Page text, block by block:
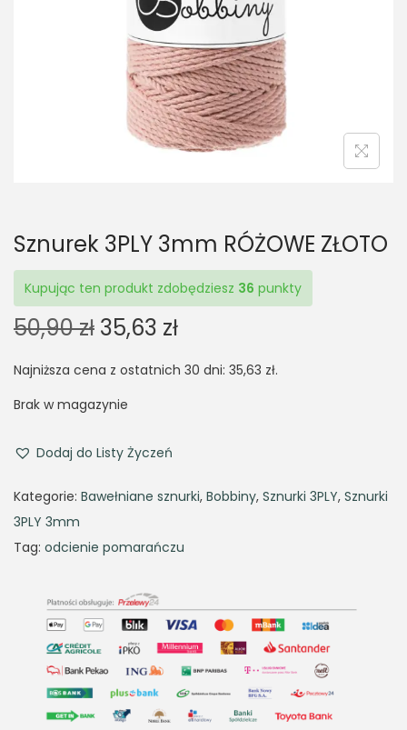
i
o
n
Sznurek 3PLY 3mm RÓŻOWE ZŁOTO
Kupując ten produkt zdobędziesz 36 punkty
50,90zł O
i
g
n
l
r
c
e
w
a
35,63 złC
r
p
i
e
i
s
:
3
Najniższa cena z ostatnich 30 dni: 35,63 zł.
Brak w magazynie
Dodaj do Listy Życzeń
Kategorie: Bawełniane sznurki, Bobbiny, Sznurki 3PLY, Sznurki
3PLY 3mm
Tag: odcienie pomarańczu